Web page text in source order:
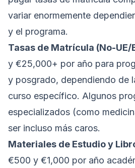
variar enormemente
y el programa.
Tasas de Matrícula (No-UE/
y €25,000+ por año para
y posgrado, dependiendo de
curso específico. Algunos
especializados (como
ser incluso más caros.
Materiales de Estudio y
€500 y €1,000 por año